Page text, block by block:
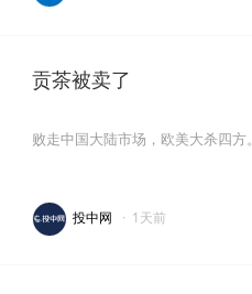
贡茶被卖了
败走中国大陆市场，欧美大杀四方。
投中网 · 1天前